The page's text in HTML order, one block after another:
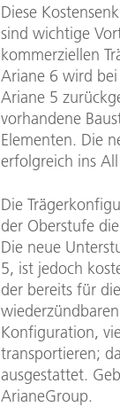
Diese
sind wichtige
kommerziellen
Ariane 6 wird
Ariane 5
vorhandene
Elementen. Die
erfolgreich ins
Die
der Oberstufe
Die neue
5, ist jedoch
der bereits für
Konfiguration,
transportieren;
ausgestattet.
ArianeGroup.